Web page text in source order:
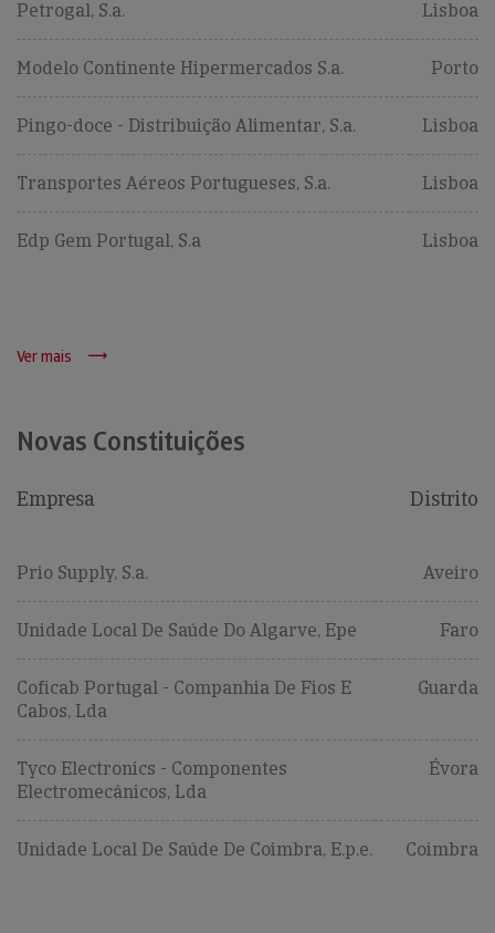
Petrogal, S.a. Lisboa
Modelo Continente Hipermercados S.a. Porto
Pingo-doce - Distribuição Alimentar, S.a. Lisboa
Transportes Aéreos Portugueses, S.a. Lisboa
Edp Gem Portugal, S.a Lisboa
Ver mais
Novas Constituições
Empresa Distrito
Prio Supply, S.a. Aveiro
Unidade Local De Saúde Do Algarve, Epe Faro
Coficab Portugal - Companhia De Fios E
Cabos, Lda
Guarda
Tyco Electronics - Componentes
Electromecânicos, Lda
Évora
Unidade Local De Saúde De Coimbra, E.p.e. Coimbra